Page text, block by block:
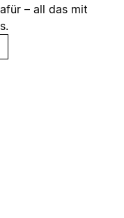
– all das mit